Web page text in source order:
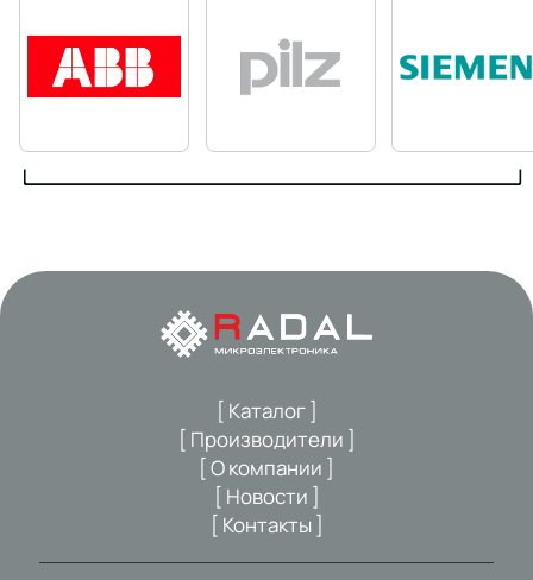
[ Каталог ]
[ Производители ]
[ О компании ]
[ Новости ]
[ Контакты ]